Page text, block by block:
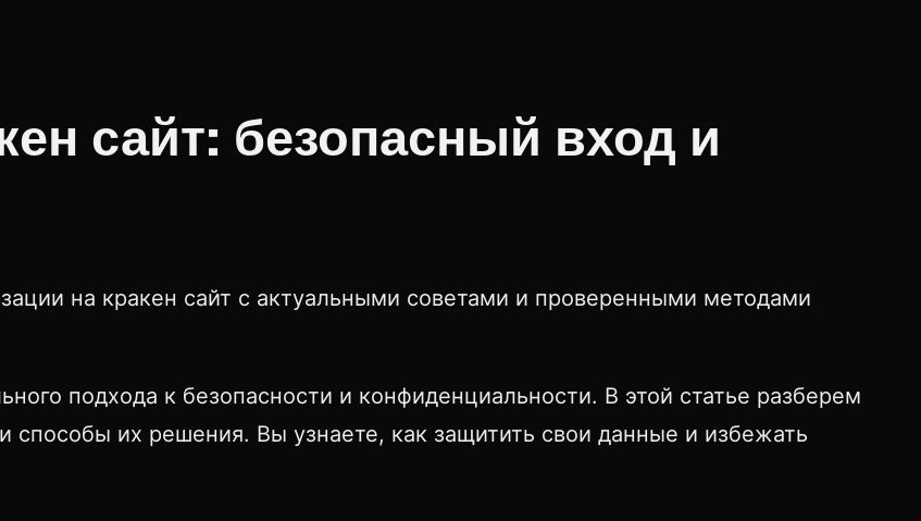
сайт: безопасный вход и
на кракен сайт с актуальными советами и проверенными методами
подхода к безопасности и конфиденциальности. В этой статье разберем
их решения. Вы узнаете, как защитить свои данные и избежать